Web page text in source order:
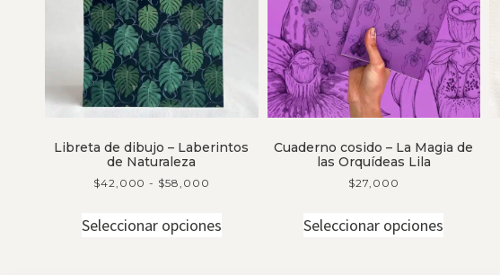
Libreta de dibujo – Laberintos
de Naturaleza
$42,000 - $58,000
Seleccionar opciones
Cuaderno cosido – La Magia de
las Orquídeas Lila
$27,000
Seleccionar opciones